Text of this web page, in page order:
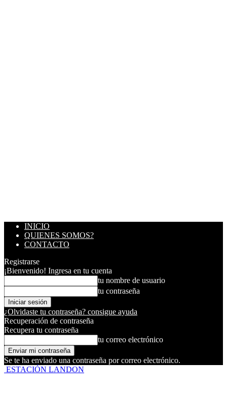
INICIO
QUIENES SOMOS?
CONTACTO
Registrarse
¡Bienvenido! Ingresa en tu cuenta
tu nombre de usuario
tu contraseña
¿Olvidaste tu contraseña? consigue ayuda
Recuperación de contraseña
Recupera tu contraseña
tu correo electrónico
Se te ha enviado una contraseña por correo electrónico.
ESTACIÓN LANDON